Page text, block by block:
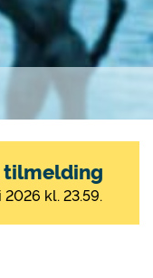
tilmelding
kl. 23.59.